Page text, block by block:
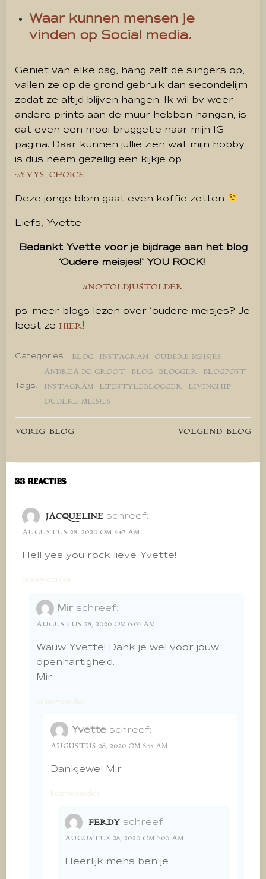
Waar kunnen mensen je
vinden op Social media.
Geniet van elke dag, hang zelf de slingers op,
vallen ze op de grond gebruik dan secondelijm
zodat ze altijd blijven hangen. Ik wil bv weer
andere prints aan de muur hebben hangen, is
dat even een mooi bruggetje naar mijn IG
pagina. Daar kunnen jullie zien wat mijn hobby
is dus neem gezellig een kijkje op
@YVYS_CHOICE.
Deze jonge blom gaat even koffie zetten
Liefs, Yvette
Bedankt Yvette voor je bijdrage aan het blog
‘Oudere meisjes!’ YOU ROCK!
#NOTOLDJUSTOLDER
ps: meer blogs lezen over ‘oudere meisjes? Je
leest ze HIER!
Categories: BLOG INSTAGRAM OUDERE MEISJES
Tags:
ANDREA DE GROOT BLOG BLOGGER
BLOGPOST
INSTAGRAM
LIFESTYLEBLOGGER
LIVINGHIP
OUDERE MEISJES
Bericht
navigatie
VORIG BLOG
Bericht
navigatie
VOLGEND BLOG
33 Reacties
JACQUELINE schreef:
AUGUSTUS 28, 2020 OM 5:47 AM
Hell yes you rock lieve Yvette!
beantwoorden
Mir schreef:
AUGUSTUS 28, 2020 OM 6:09 AM
Wauw Yvette! Dank je wel voor jouw
openhartigheid.
Mir
beantwoorden
Yvette schreef:
AUGUSTUS 28, 2020 OM 8:55 AM
Dankjewel Mir.
beantwoorden
FERDY schreef:
AUGUSTUS 28, 2020 OM 9:00 AM
Heerlijk mens ben je